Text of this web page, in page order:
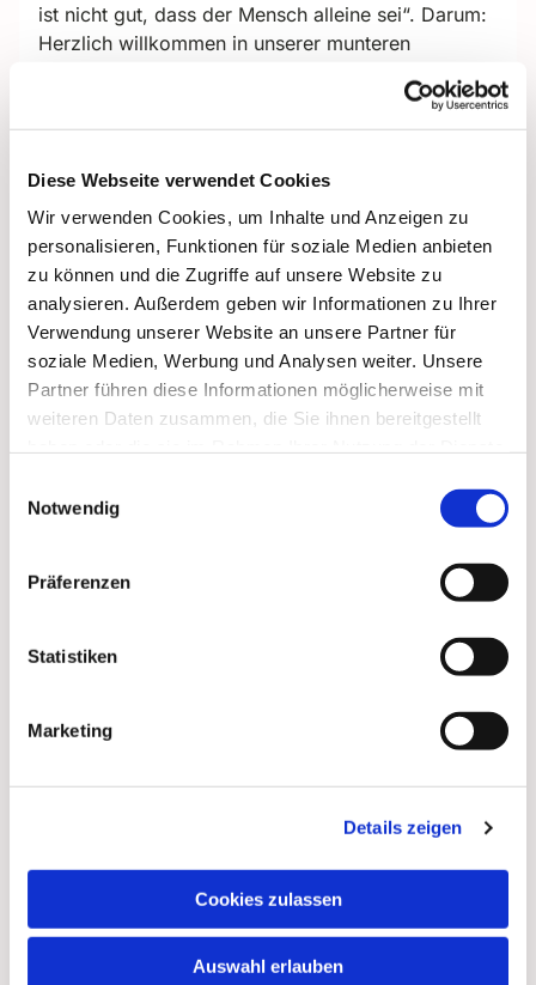
Diese Webseite verwendet Cookies
Wir verwenden Cookies, um Inhalte und Anzeigen zu
personalisieren, Funktionen für soziale Medien anbieten
zu können und die Zugriffe auf unsere Website zu
analysieren. Außerdem geben wir Informationen zu Ihrer
Verwendung unserer Website an unsere Partner für
soziale Medien, Werbung und Analysen weiter. Unsere
Partner führen diese Informationen möglicherweise mit
weiteren Daten zusammen, die Sie ihnen bereitgestellt
Notwendig
Präferenzen
Statistiken
Marketing
Details zeigen
Cookies zulassen
Auswahl erlauben
ist nicht gut, dass der Mensch alleine sei“. Darum:
Herzlich willkommen in unserer munteren
und Cornelia Kuhle-Schnepelgehören die
Andacht, das gemeinsame Kaffeetrinken, Zeit für
Gespräche, ein wechselndes Angebot von
Literarischem (von fröhlich bis nachdenklich, von
frech bis fromm), auch mit Gästen von außerhalb,
und manchmal auch ein Ausflug.
Wann:Mittwoch von 15.00 bis 16.30 Uhr
Ort ab Juni 2025: Aula im Oberlin-Seminar,
Tietzenweg 130/132
Kontakt:Anne Fränkle
Email:info(at)paulus-lichterfelde.de